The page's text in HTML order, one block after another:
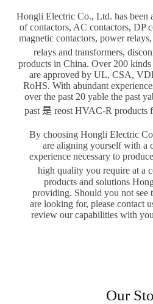
Hongli Electric Co., Ltd. has been
of contactors, AC contactors, DP
magnetic contactors, power
relays and transformers,
products in China. Over 200
are approved by UL, CSA,
RoHS. With abundant
over the past 20 yable the past
past 是 reost HVAC-R products
By choosing Hongli Electric
are aligning yourself with a
experience necessary to
high quality you require at a
products and solutions
providing. Should you not see
are looking for, please contact
review our capabilities with
Our